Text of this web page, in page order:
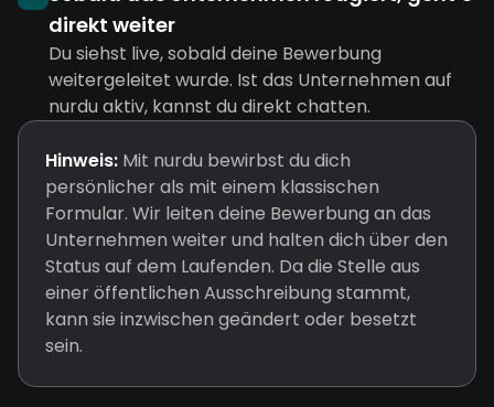
direkt weiter
Du siehst live, sobald deine Bewerbung
weitergeleitet wurde. Ist das Unternehmen auf
nurdu aktiv, kannst du direkt chatten.
Hinweis: Mit nurdu bewirbst du dich
persönlicher als mit einem klassischen
Formular. Wir leiten deine Bewerbung an das
Unternehmen weiter und halten dich über den
Status auf dem Laufenden. Da die Stelle aus
einer öffentlichen Ausschreibung stammt,
kann sie inzwischen geändert oder besetzt
sein.